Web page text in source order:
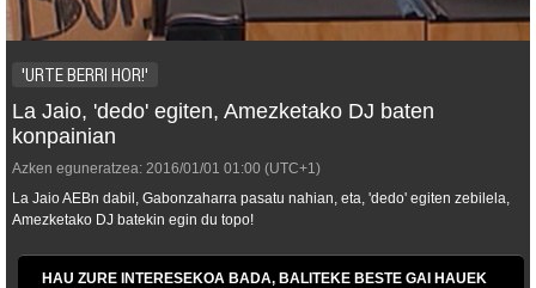
'URTE BERRI HOR!'
La Jaio, 'dedo' egiten, Amezketako DJ baten
konpainian
Azken eguneratzea: 2016/01/01 01:00 (UTC+1)
La Jaio AEBn dabil, Gabonzaharra pasatu nahian, eta, 'dedo' egiten zebilela,
Amezketako DJ batekin egin du topo!
HAU ZURE INTERESEKOA BADA, BALITEKE BESTE GAI HAUEK